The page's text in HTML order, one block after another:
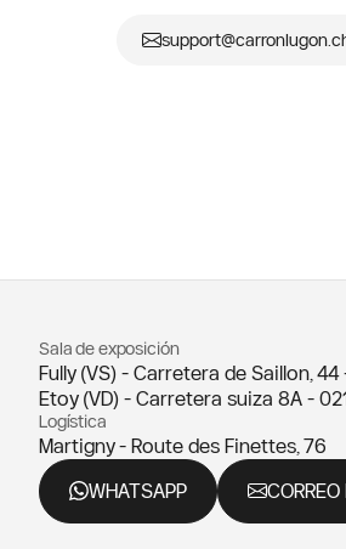
Sala de exposición
Fully (VS) - Carretera de Saillon, 44
Etoy (VD) - Carretera suiza 8A -
Logística
Martigny - Route des Finettes, 76
WHATSAPP